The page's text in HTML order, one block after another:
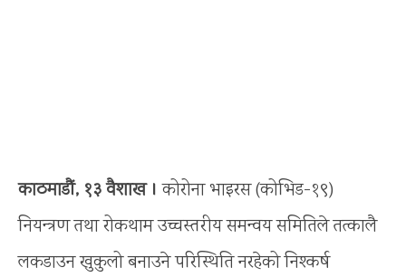
काठमाडौं, १३ वैशाख । कोरोना भाइरस (कोभिड-१९)
नियन्त्रण तथा रोकथाम उच्चस्तरीय समन्वय समितिले तत्कालै
लकडाउन खुकुलो बनाउने परिस्थिति नरहेको निश्कर्ष